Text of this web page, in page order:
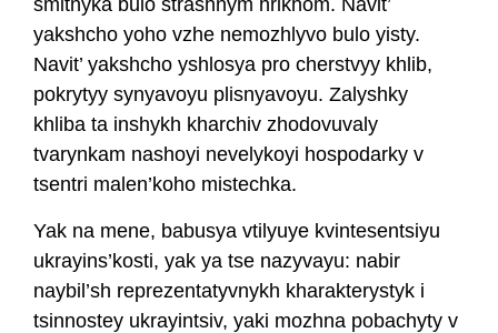
smitnyka bulo strashnym hrikhom. Navit’
yakshcho yoho vzhe nemozhlyvo bulo yisty.
Navit’ yakshcho yshlosya pro cherstvyy khlib,
pokrytyy synyavoyu plisnyavoyu. Zalyshky
khliba ta inshykh kharchiv zhodovuvaly
tvarynkam nashoyi nevelykoyi hospodarky v
tsentri malen’koho mistechka.
Yak na mene, babusya vtilyuye kvintesentsiyu
ukrayins’kosti, yak ya tse nazyvayu: nabir
naybil’sh reprezentatyvnykh kharakterystyk i
tsinnostey ukrayintsiv, yaki mozhna pobachyty v